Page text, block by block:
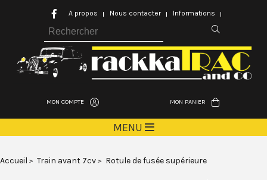
MON COMPTE MON PANIER
MENU
Accueil Train avant 7cv Rotule de fusée supérieure
A propos Nous contacter Informations